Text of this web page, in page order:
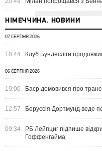
НІМЕЧЧИНА. НОВИНИ
07 СЕРПНЯ 2026
18:44 Клуб Бундесліги
06 СЕРПНЯ 2026
19:00 Баєр домовився про
12:57 Боруссія Дортмунд веде
09:34
РБ Лейпциг підпише
Гоффенгайма